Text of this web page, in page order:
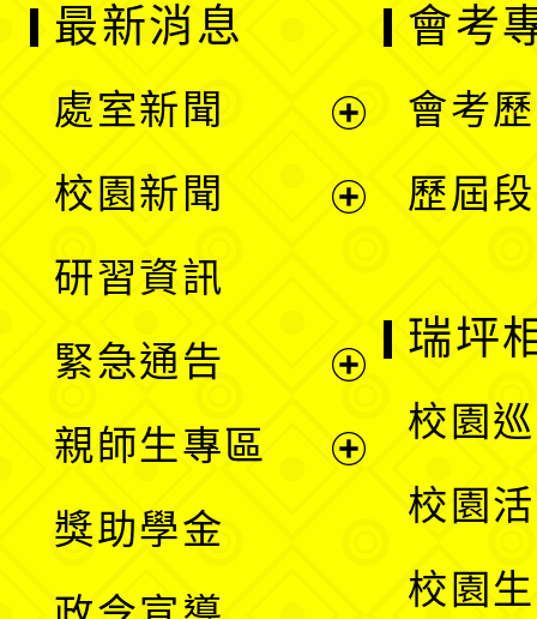
最新消息
處室新聞
單
校園新聞
選
單
研習資訊
緊急通告
親師生專區
獎助學金
會考
會考
歷屆
瑞坪
校園
校園
校園